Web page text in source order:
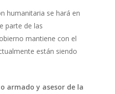
humanitaria se hará en
parte de las
mantiene con el
están siendo
armado y asesor de la